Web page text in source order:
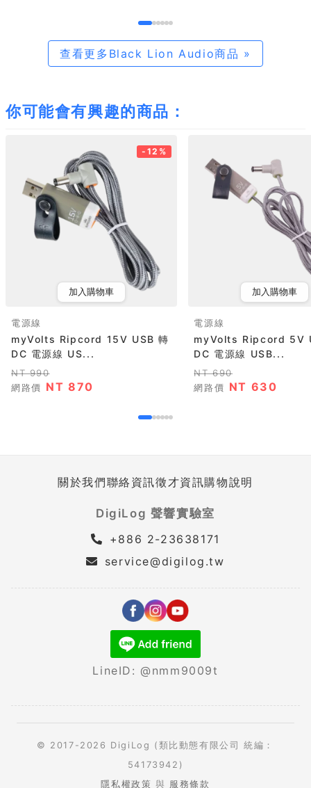
查看更多Black Lion Audio商品 »
你可能會有興趣的商品：
-12%
加入購物車
電源線
myVolts Ripcord 15V USB 轉
DC 電源線 US...
NT 990
網路價 NT 870
加入購物車
電源線
myVolts Ripcord 5V
DC 電源線 USB...
NT 690
網路價 NT 630
關於我們聯絡資訊徵才資訊購物說明
DigiLog 聲響實驗室
+886 2-23638171
service@digilog.tw
LineID: @nmm9009t
© 2017-2026 DigiLog (類比動態有限公司 統編：
54173942)
隱私權政策 與 服務條款